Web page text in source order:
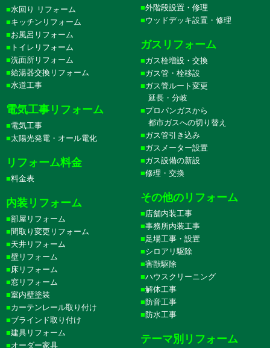
水回り リフォーム
キッチンリフォーム
お風呂リフォーム
トイレリフォーム
洗面所リフォーム
給湯器交換リフォーム
水道工事
電気工事リフォーム
電気工事
太陽光発電・オール電化
リフォーム料金
料金表
内装リフォーム
部屋リフォーム
間取り変更リフォーム
天井リフォーム
壁リフォーム
床リフォーム
窓リフォーム
室内壁塗装
カーテンレール取り付け
ブラインド取り付け
建具リフォーム
オーダー家具
外階段設置・修理
ウッドデッキ設置・修理
ガスリフォーム
ガス栓増設・交換
ガス管・栓移設
ガス管ルート変更
延長・分岐
プロパンガスから
都市ガスへの切り替え
ガス管引き込み
ガスメーター設置
ガス設備の新設
修理・交換
その他のリフォーム
店舗内装工事
事務所内装工事
足場工事・設置
シロアリ駆除
害獣駆除
ハウスクリーニング
解体工事
防音工事
防水工事
テーマ別リフォーム